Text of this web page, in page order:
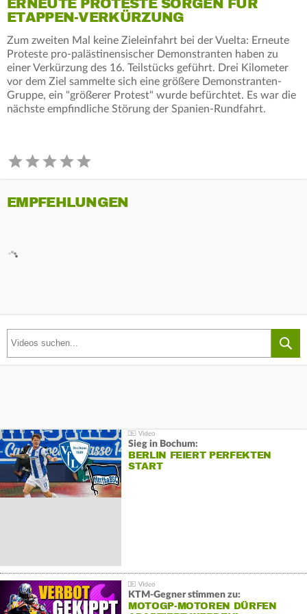
ERNEUTE PROTESTE SORGEN FÜR
ETAPPEN-VERKÜRZUNG
Zum zweiten Mal keine Zieleinfahrt bei der Vuelta: Erneute
Proteste pro-palästinensischer Demonstranten haben zu
einer Verkürzung des 16. Teilstücks geführt. Drei Kilometer
vor dem Ziel sammelte sich eine größere Demonstranten-
Gruppe, ein "größerer Protest" wurde befürchtet. Es war die
nächste empfindliche Störung der Spanien-Rundfahrt.
EMPFEHLUNGEN
Sieg in Bochum:
BERLIN FEIERT PERFEKTEN
START
KTM-Gegner stimmen zu:
MOTOGP-MOTOREN DÜRFEN